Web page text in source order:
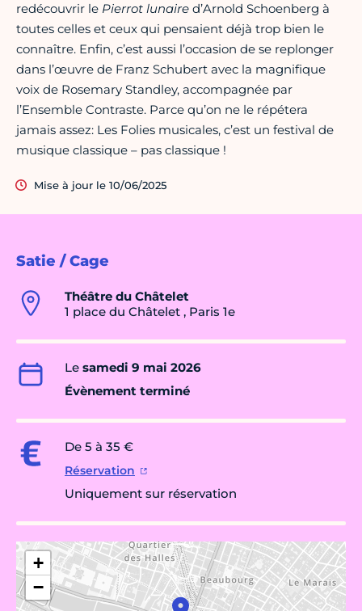
Satie / Cage
Théâtre du Châtelet
1 place du Châtelet , Paris 1e
Le samedi 9 mai 2026
Évènement terminé
De 5 à 35 €
Réservation
Uniquement sur réservation
+
−
redécouvrir le Pierrot lunaire d’Arnold Schoenberg à
toutes celles et ceux qui pensaient déjà trop bien le
connaître. Enfin, c’est aussi l’occasion de se replonger
dans l’œuvre de Franz Schubert avec la magnifique
voix de Rosemary Standley, accompagnée par
l’Ensemble Contraste. Parce qu’on ne le répétera
jamais assez: Les Folies musicales, c’est un festival de
musique classique – pas classique !
Mise à jour le 10/06/2025